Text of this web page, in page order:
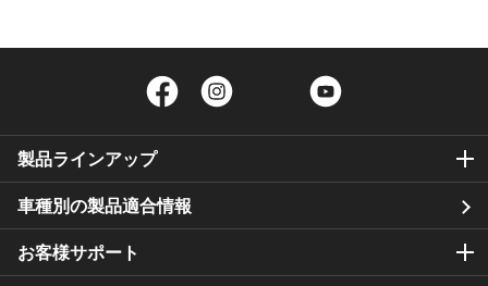
Facebook Twitter
製品ラインアップ
車種別の製品適合情報
お客様サポート